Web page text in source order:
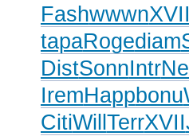
Fashwwwn
tapaRogediam
DistSonnIntr
IremHappbonu
CitiWill TerrXVII